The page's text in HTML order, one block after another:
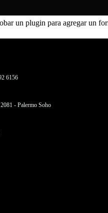
un plugin para agregar un
6156
- Palermo Soho